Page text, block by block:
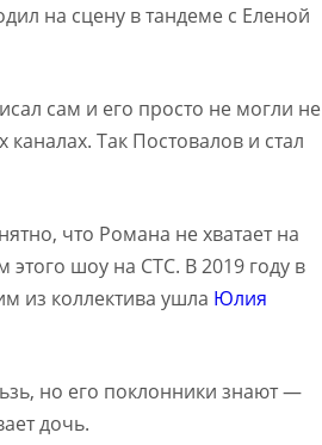
на сцену в тандеме с Еленой
сам и его просто не могли не
Так Постовалов и стал
что Романа не хватает на
этого шоу на СТС. В 2019 году в
из коллектива ушла Юлия
но его поклонники знают —
дочь.